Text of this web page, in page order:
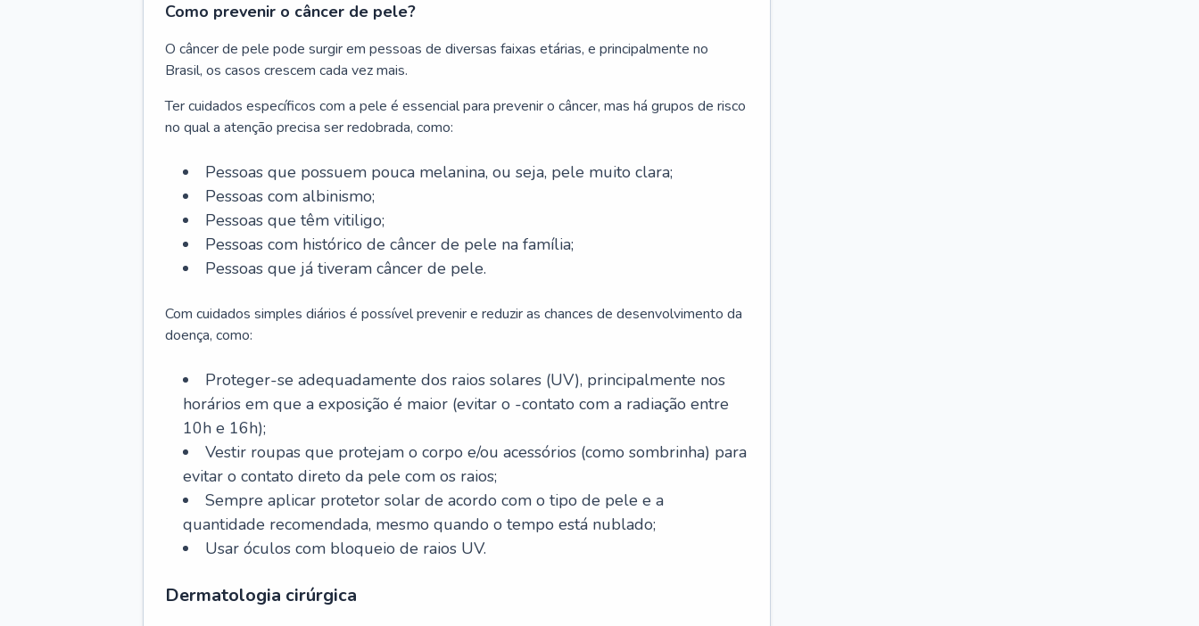
Como prevenir o câncer de pele?
O câncer de pele pode surgir em pessoas de diversas faixas etárias, e principalmente no
Brasil, os casos crescem cada vez mais.
Ter cuidados específicos com a pele é essencial para prevenir o câncer, mas há grupos de risco
no qual a atenção precisa ser redobrada, como:
Pessoas que possuem pouca melanina, ou seja, pele muito clara;
Pessoas com albinismo;
Pessoas que têm vitiligo;
Pessoas com histórico de câncer de pele na família;
Pessoas que já tiveram câncer de pele.
Com cuidados simples diários é possível prevenir e reduzir as chances de desenvolvimento da
doença, como:
Proteger-se adequadamente dos raios solares (UV), principalmente nos
horários em que a exposição é maior (evitar o -contato com a radiação entre
10h e 16h);
Vestir roupas que protejam o corpo e/ou acessórios (como sombrinha) para
evitar o contato direto da pele com os raios;
Sempre aplicar protetor solar de acordo com o tipo de pele e a
quantidade recomendada, mesmo quando o tempo está nublado;
Usar óculos com bloqueio de raios UV.
Dermatologia cirúrgica